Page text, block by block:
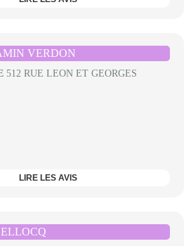
VERDON
512 RUE LEON ET GEORGES
LIRE LES AVIS